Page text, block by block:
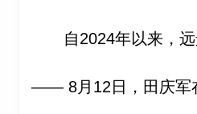
自2024年以来，
—— 8月12日，田庆军